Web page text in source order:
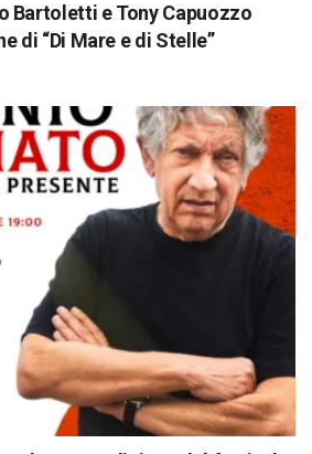
Bartoletti e Tony Capuozzo
di “Di Mare e di Stelle”